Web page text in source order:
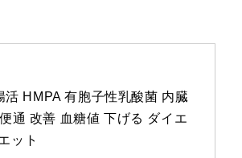
活 HMPA 有胞子性乳酸菌 内臓
通 改善 血糖値 下げる ダイエ
ット